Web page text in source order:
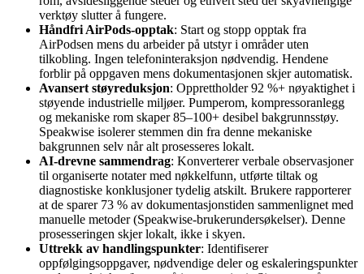
verktøy slutter å fungere.
Håndfri AirPods-opptak: Start og stopp opptak fra
AirPodsen mens du arbeider på utstyr i områder uten
tilkobling. Ingen telefoninteraksjon nødvendig. Hendene
forblir på oppgaven mens dokumentasjonen skjer automatisk.
Avansert støyreduksjon: Opprettholder 92 %+ nøyaktighet i
støyende industrielle miljøer. Pumperom, kompressoranlegg
og mekaniske rom skaper 85–100+ desibel bakgrunnsstøy.
Speakwise isolerer stemmen din fra denne mekaniske
bakgrunnen selv når alt prosesseres lokalt.
AI-drevne sammendrag: Konverterer verbale observasjoner
til organiserte notater med nøkkelfunn, utførte tiltak og
diagnostiske konklusjoner tydelig atskilt. Brukere rapporterer
at de sparer 73 % av dokumentasjonstiden sammenlignet med
manuelle metoder (Speakwise-brukerundersøkelser). Denne
prosesseringen skjer lokalt, ikke i skyen.
Uttrekk av handlingspunkter: Identifiserer
oppfølgingsoppgaver, nødvendige deler og eskaleringspunkter